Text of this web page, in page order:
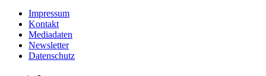
Impressum
Kontakt
Mediadaten
Newsletter
Datenschutz